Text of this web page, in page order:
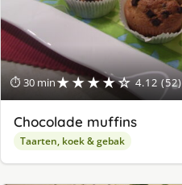
⏱ 30 min★★★★☆ 4.12 (52)
Chocolade muffins
Taarten, koek & gebak